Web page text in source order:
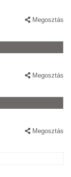
Megosztás
Megosztás
Megosztás